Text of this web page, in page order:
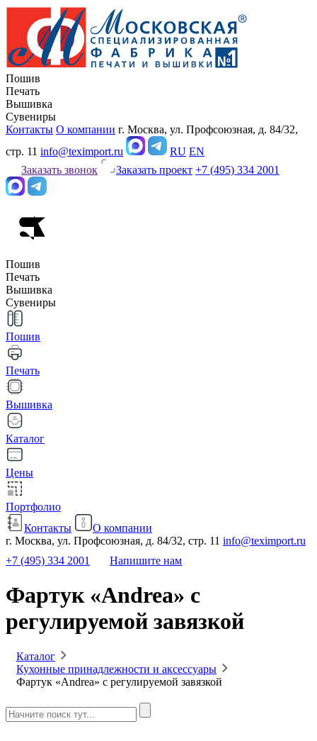
Пошив
Печать
Вышивка
Сувениры
Контакты О компании г. Москва, ул. Профсоюзная, д. 84/32,
стр. 11 info@teximport.ru RU EN
Заказать звонок
Заказать проект +7 (495) 334 2001
Пошив
Печать
Вышивка
Сувениры
Пошив
Печать
Вышивка
Каталог
Цены
Портфолио
Контакты
О компании
г. Москва, ул. Профсоюзная, д. 84/32, стр. 11 info@teximport.ru
+7 (495) 334 2001
Напишите нам
Фартук «Andrea» с
регулируемой завязкой
Каталог
Кухонные принадлежности и аксессуары
Фартук «Andrea» с регулируемой завязкой